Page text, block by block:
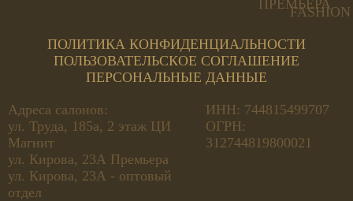
ПОЛИТИКА КОНФИДЕНЦИАЛЬНОСТИ
ПОЛЬЗОВАТЕЛЬСКОЕ СОГЛАШЕНИЕ
ПЕРСОНАЛЬНЫЕ ДАННЫЕ
Адреса салонов:
ул. Труда, 185а, 2 этаж ЦИ
Магнит
ул. Кирова, 23А Премьера
ул. Кирова, 23А - оптовый
отдел
ИНН: 744815499707
ОГРН:
312744819800021